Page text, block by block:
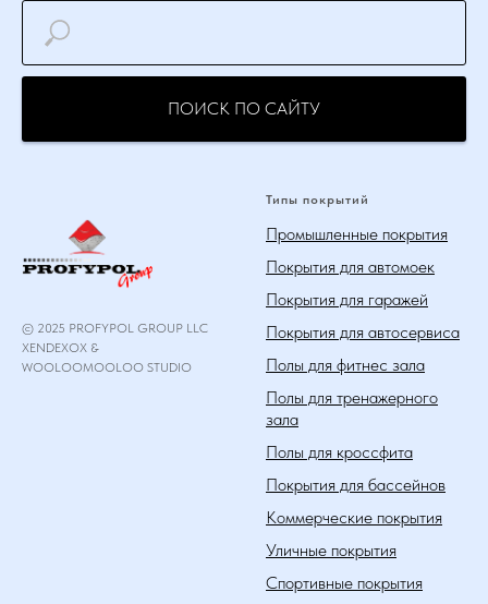
ПОИСК ПО САЙТУ
© 2025 PROFYPOL GROUP LLC
XENDEXOX &
WOOLOOMOOLOO STUDIO
Типы покрытий
Промышленные покрытия
Покрытия для автомоек
Покрытия для гаражей
Покрытия для автосервиса
Полы для фитнес зала
Полы для тренажерного
зала
Полы для кроссфита
Покрытия для бассейнов
Коммерческие покрытия
Уличные покрытия
Спортивные покрытия